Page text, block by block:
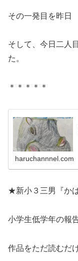
その一発目を昨日
そして、今日二人
た。
＊＊＊＊＊
haruchannnel.com
★新小３三男『かば
小学生低学年の報
作品をただ読むだ